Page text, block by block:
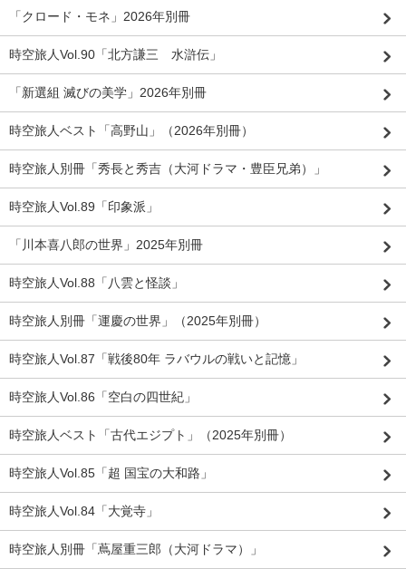
「クロード・モネ」2026年別冊
時空旅人Vol.90「北方謙三 水滸伝」
「新選組 滅びの美学」2026年別冊
時空旅人ベスト「高野山」（2026年別冊）
時空旅人別冊「秀長と秀吉（大河ドラマ・豊臣兄弟）」
時空旅人Vol.89「印象派」
「川本喜八郎の世界」2025年別冊
時空旅人Vol.88「八雲と怪談」
時空旅人別冊「運慶の世界」（2025年別冊）
時空旅人Vol.87「戦後80年 ラバウルの戦いと記憶」
時空旅人Vol.86「空白の四世紀」
時空旅人ベスト「古代エジプト」（2025年別冊）
時空旅人Vol.85「超 国宝の大和路」
時空旅人Vol.84「大覚寺」
時空旅人別冊「蔦屋重三郎（大河ドラマ）」